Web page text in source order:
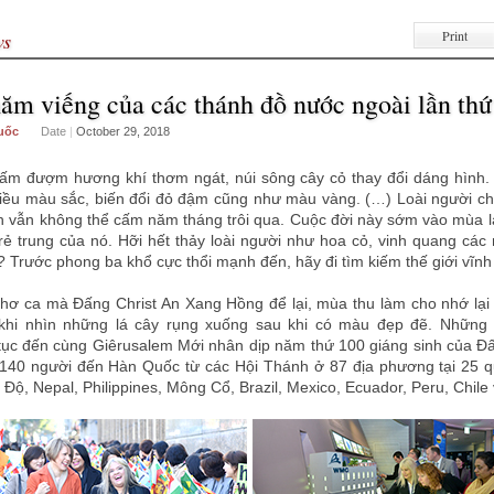
Print
viếng của các thánh đồ nước ngoài lần
Date | October 29, 2018
đượm hương khí thơm ngát, núi sông cây cỏ thay đổi dáng
màu sắc, biến đổi đỏ đậm cũng như màu vàng. (…) Loài người
vẫn không thể cấm năm tháng trôi qua. Cuộc đời này sớm vào mùa
trung của nó. Hỡi hết thảy loài người như hoa cỏ, vinh quang các
Trước phong ba khổ cực thổi mạnh đến, hãy đi tìm kiếm thế giới
ca mà Đấng Christ An Xang Hồng để lại, mùa thu làm cho nhớ
nhìn những lá cây rụng xuống sau khi có màu đẹp đẽ. Những
đến cùng Giêrusalem Mới nhân dịp năm thứ 100 giáng sinh của
người đến Hàn Quốc từ các Hội Thánh ở 87 địa phương tại 25
Độ, Nepal, Philippines, Mông Cổ, Brazil, Mexico, Ecuador, Peru, Chile